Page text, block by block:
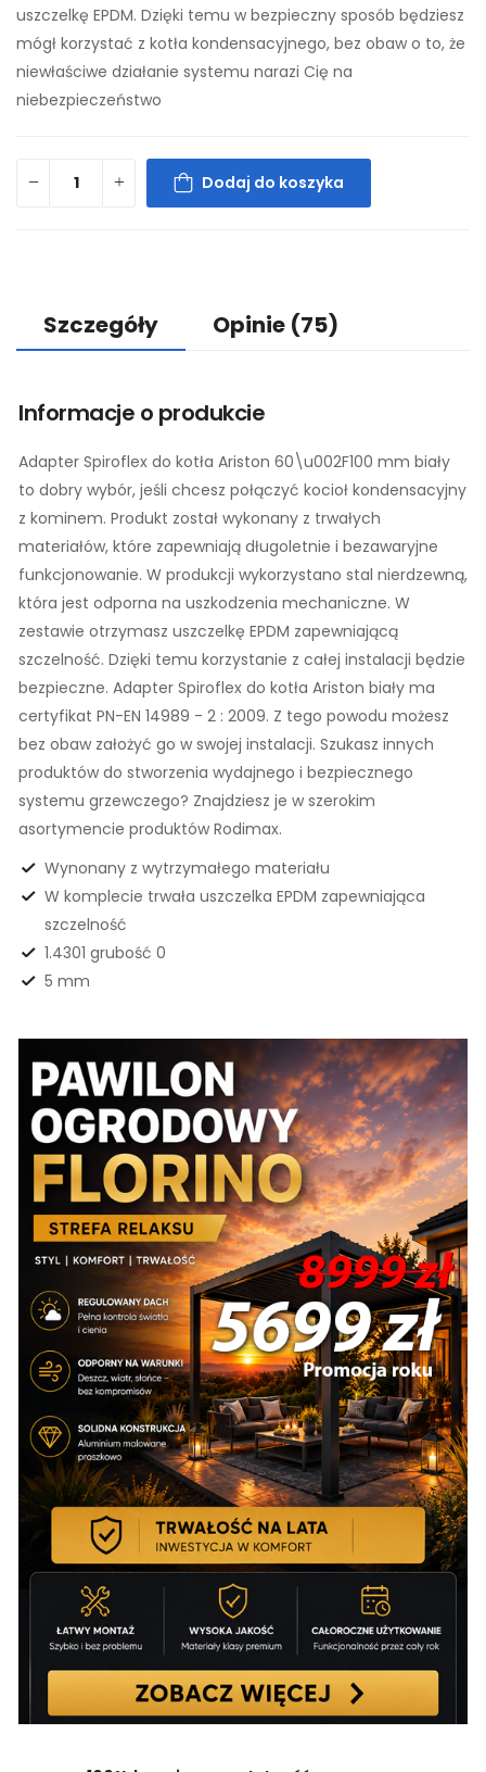
uszczelkę EPDM. Dzięki temu w bezpieczny sposób będziesz
mógł korzystać z kotła kondensacyjnego, bez obaw o to, że
niewłaściwe działanie systemu narazi Cię na
niebezpieczeństwo
Dodaj do koszyka
Szczegóły Opinie (75)
Informacje o produkcie
Adapter Spiroflex do kotła Ariston 60\u002F100 mm biały
to dobry wybór, jeśli chcesz połączyć kocioł kondensacyjny
z kominem. Produkt został wykonany z trwałych
materiałów, które zapewniają długoletnie i bezawaryjne
funkcjonowanie. W produkcji wykorzystano stal nierdzewną,
która jest odporna na uszkodzenia mechaniczne. W
zestawie otrzymasz uszczelkę EPDM zapewniającą
szczelność. Dzięki temu korzystanie z całej instalacji będzie
bezpieczne. Adapter Spiroflex do kotła Ariston biały ma
certyfikat PN-EN 14989 - 2 : 2009. Z tego powodu możesz
bez obaw założyć go w swojej instalacji. Szukasz innych
produktów do stworzenia wydajnego i bezpiecznego
systemu grzewczego? Znajdziesz je w szerokim
asortymencie produktów Rodimax.
Wynonany z wytrzymałego materiału
W komplecie trwała uszczelka EPDM zapewniająca
szczelność
1.4301 grubość 0
5 mm